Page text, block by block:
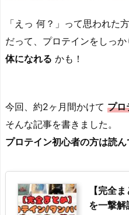
「えっ 何？」って思われた
だって、プロテインをしっ
体になれる かも！
今回、約2ヶ月間かけて プロ
そんな記事を書きました。
プロテイン初心者の方は読ん
【完全
を一撃